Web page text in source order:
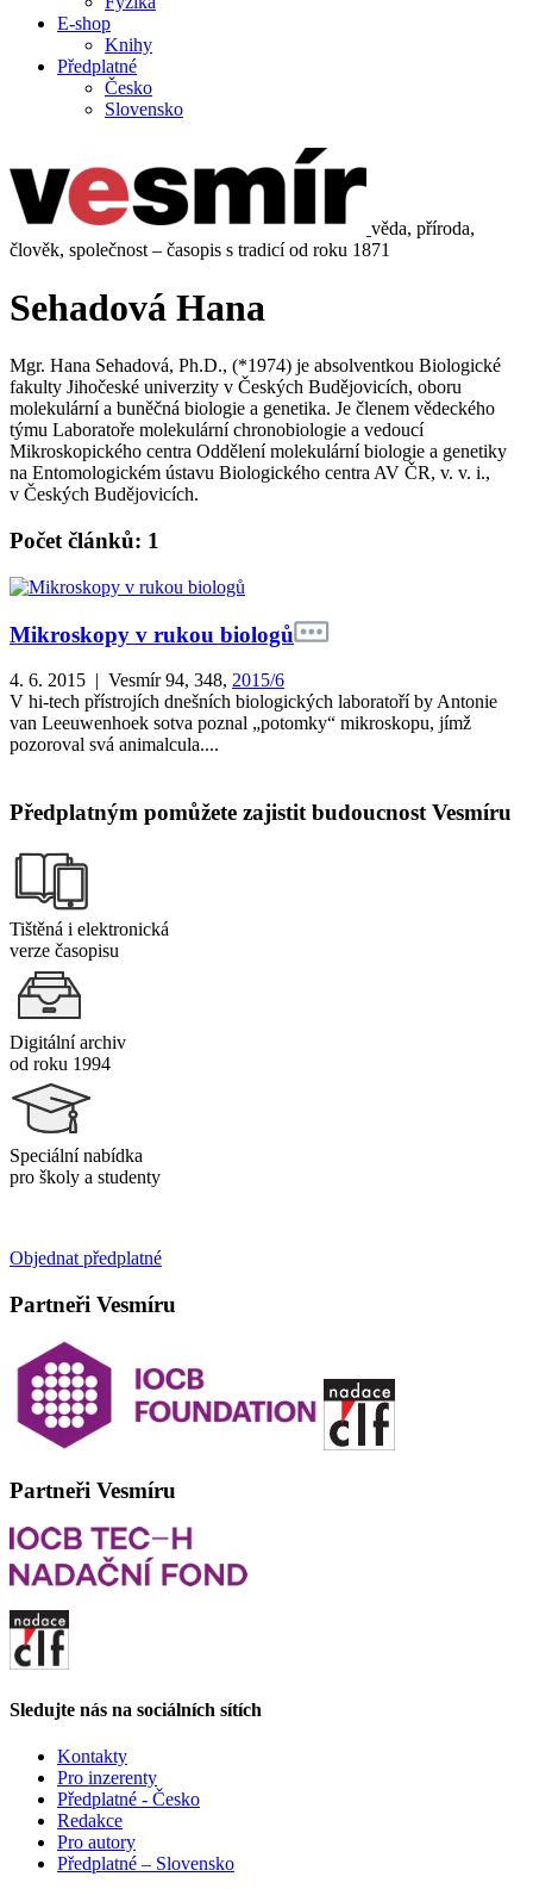
E-shop
Knihy
Předplatné
Česko
Slovensko
věda, příroda,
člověk, společnost – časopis s tradicí od roku 1871
Sehadová Hana
Mgr. Hana Sehadová, Ph.D., (*1974) je absolventkou Biologické
fakulty Jihočeské univerzity v Českých Budějovicích, oboru
molekulární a buněčná biologie a genetika. Je členem vědeckého
týmu Laboratoře molekulární chronobiologie a vedoucí
Mikroskopického centra Oddělení molekulární biologie a genetiky
na Entomologickém ústavu Biologického centra AV ČR, v. v. i.,
v Českých Budějovicích.
Počet článků: 1
Mikroskopy v rukou biologů
4. 6. 2015 | Vesmír 94, 348, 2015/6
V hi-tech přístrojích dnešních biologických laboratoří by Antonie
van Leeuwenhoek sotva poznal „potomky“ mikroskopu, jímž
pozoroval svá animalcula....
Předplatným pomůžete zajistit budoucnost Vesmíru
Tištěná i elektronická
verze časopisu
Digitální archiv
od roku 1994
Speciální nabídka
pro školy a studenty
Objednat předplatné
Partneři Vesmíru
Partneři Vesmíru
Sledujte nás na sociálních sítích
Kontakty
Pro inzerenty
Předplatné - Česko
Redakce
Pro autory
Předplatné – Slovensko